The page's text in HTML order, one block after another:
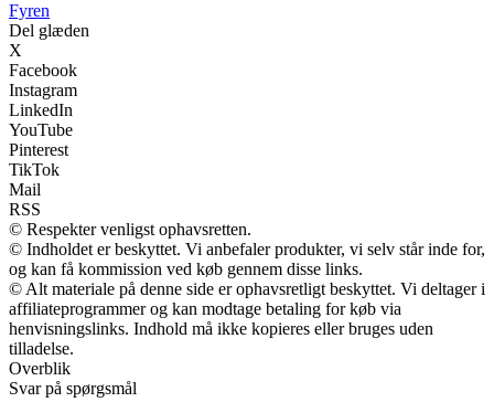
Fyren
Del glæden
X
Facebook
Instagram
LinkedIn
YouTube
Pinterest
TikTok
Mail
RSS
© Respekter venligst ophavsretten.
© Indholdet er beskyttet. Vi anbefaler produkter, vi selv står inde for,
og kan få kommission ved køb gennem disse links.
© Alt materiale på denne side er ophavsretligt beskyttet. Vi deltager i
affiliateprogrammer og kan modtage betaling for køb via
henvisningslinks. Indhold må ikke kopieres eller bruges uden
tilladelse.
Overblik
Svar på spørgsmål